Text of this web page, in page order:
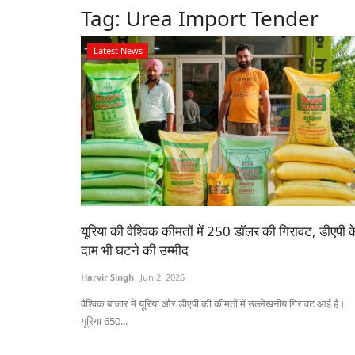
Tag: Urea Import Tender
Latest News
यूरिया की वैश्विक कीमतों में 250 डॉलर की गिरावट, डीएपी
दाम भी घटने की उम्मीद
Harvir Singh Jun 2, 2026
वैश्विक बाजार में यूरिया और डीएपी की कीमतों में उल्लेखनीय गिरावट आई है।
यूरिया 650...